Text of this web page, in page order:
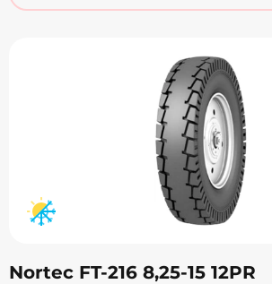
Nortec FT-216 8,25-15 12PR